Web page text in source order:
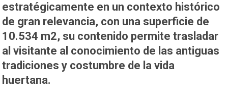
estratégicamente en un contexto histórico
de gran relevancia, con una superficie de
10.534 m2, su contenido permite trasladar
al visitante al conocimiento de las antiguas
tradiciones y costumbre de la vida
huertana.